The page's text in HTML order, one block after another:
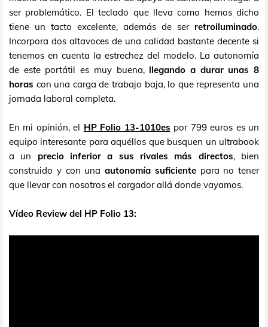
ser problemático. El teclado que lleva como hemos dicho
tiene un tacto excelente, además de ser retroiluminado.
Incorpora dos altavoces de una calidad bastante decente si
tenemos en cuenta la estrechez del modelo. La autonomía
de este portátil es muy buena, llegando a durar unas 8
horas con una carga de trabajo baja, lo que representa una
jornada laboral completa.
En mi opinión, el HP Folio 13-1010es por 799 euros es un
equipo interesante para aquéllos que busquen un ultrabook
a un precio inferior a sus rivales más directos, bien
construido y con una autonomía suficientepara no tener
que llevar con nosotros el cargador allá donde vayamos.
Vídeo Review del HP Folio 13: